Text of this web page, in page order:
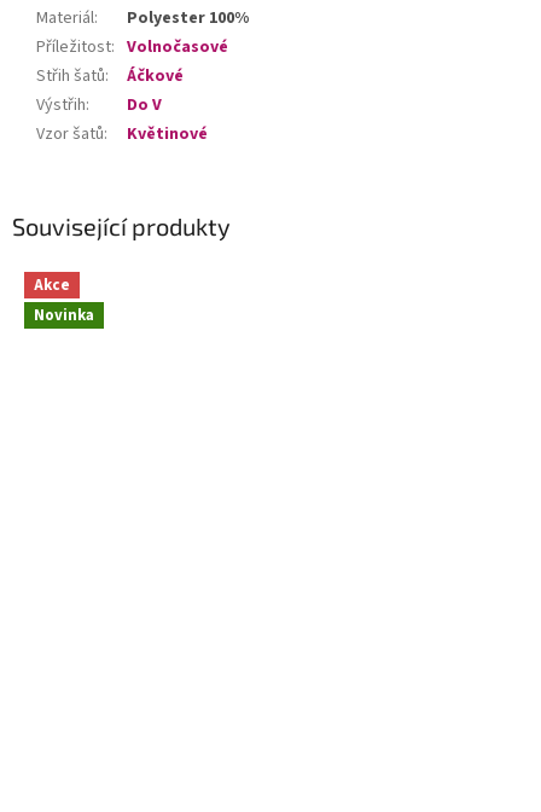
Související produkty
Akce
Novinka
Materiál:
Polyester 100%
Příležitost: Volnočasové
Střih šatů:
Áčkové
Výstřih:
Do V
Vzor šatů: Květinové